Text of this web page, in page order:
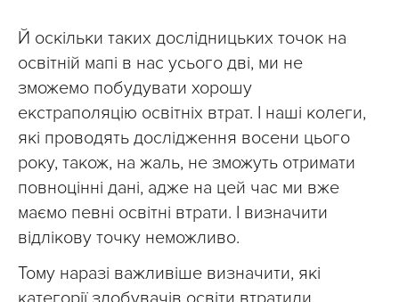
Й оскільки таких дослідницьких точок на
освітній мапі в нас усього дві, ми не
зможемо побудувати хорошу
екстраполяцію освітніх втрат. І наші колеги,
які проводять дослідження восени цього
року, також, на жаль, не зможуть отримати
повноцінні дані, адже на цей час ми вже
маємо певні освітні втрати. І визначити
відлікову точку неможливо.
Тому наразі важливіше визначити, які